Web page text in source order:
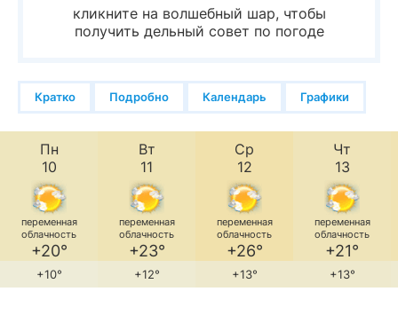
кликните на волшебный шар, чтобы
получить дельный совет по погоде
Кратко Подробно Календарь Графики
Пн
10
переменная
облачность
+20°
+10°
Вт
11
переменная
облачность
+23°
+12°
Ср
12
переменная
облачность
+26°
+13°
Чт
13
переменная
облачность
+21°
+13°